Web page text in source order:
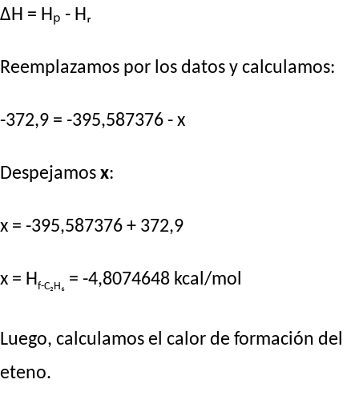
ΔH = Hₚ - Hᵣ
Reemplazamos por los datos y calculamos:
-372,9 = -395,587376 - x
Despejamos x:
x = -395,587376 + 372,9
x = H f-C₂H₆ = -4,8074648 kcal/mol
Luego, calculamos el calor de formación del
eteno.